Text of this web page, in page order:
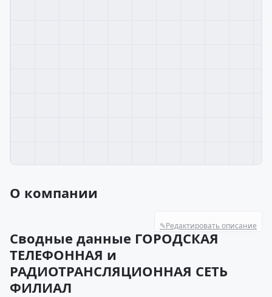
О компании
✎Редактировать описание
Сводные данные ГОРОДСКАЯ
ТЕЛЕФОННАЯ и
РАДИОТРАНСЛЯЦИОННАЯ СЕТЬ
ФИЛИАЛ